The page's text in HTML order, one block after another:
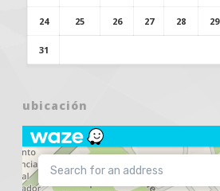
24 25 26 27 28 29
31
ubicación